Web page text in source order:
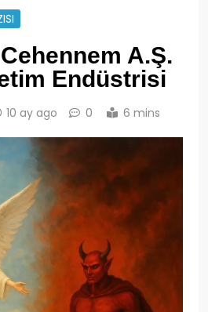
A.Ş.
Endüstrisi
10 ay ago 0 6 mins